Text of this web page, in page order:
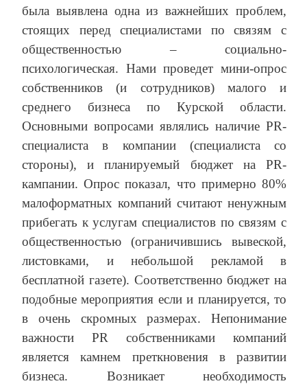
была выявлена одна из важнейших проблем,
стоящих перед специалистами по связям с
общественностью – социально-
психологическая. Нами проведет мини-опрос
собственников (и сотрудников) малого и
среднего бизнеса по Курской области.
Основными вопросами являлись наличие PR-
специалиста в компании (специалиста со
стороны), и планируемый бюджет на PR-
кампании. Опрос показал, что примерно 80%
малоформатных компаний считают ненужным
прибегать к услугам специалистов по связям с
общественностью (ограничившись вывеской,
листовками, и небольшой рекламой в
бесплатной газете). Соответственно бюджет на
подобные мероприятия если и планируется, то
в очень скромных размерах. Непонимание
важности PR собственниками компаний
является камнем преткновения в развитии
бизнеса. Возникает необходимость